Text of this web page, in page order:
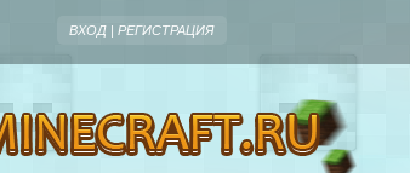
ВХОД| РЕГИСТРАЦИЯ